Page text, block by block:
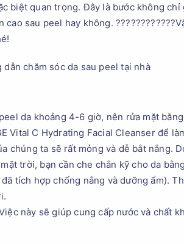
biệt quan trọng. Đây là bước không chỉ
sau peel hay không.
da khoảng 4-6 giờ, nên rửa mặt
Vital C Hydrating Facial Cleanser để
chúng ta sẽ rất mỏng và dễ bắt nắng.
trời, bạn cần che chắn kỹ cho da
tích hợp chống nắng và dưỡng ẩm).
này sẽ giúp cung cấp nước và chất